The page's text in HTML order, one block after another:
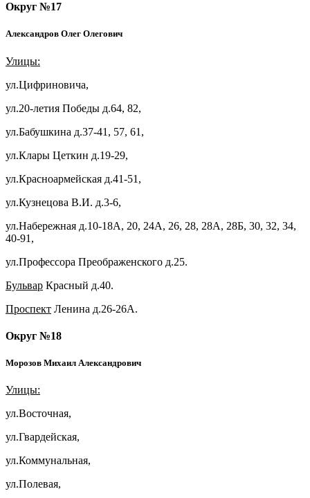
Округ №17
Александров Олег Олегович
Улицы:
ул.Цифриновича,
ул.20-летия Победы д.64, 82,
ул.Бабушкина д.37-41, 57, 61,
ул.Клары Цеткин д.19-29,
ул.Красноармейская д.41-51,
ул.Кузнецова В.И. д.3-6,
ул.Набережная д.10-18А, 20, 24А, 26, 28, 28А, 28Б, 30, 32, 34,
40-91,
ул.Профессора Преображенского д.25.
Бульвар Красный д.40.
Проспект Ленина д.26-26А.
Округ №18
Морозов Михаил Александрович
Улицы:
ул.Восточная,
ул.Гвардейская,
ул.Коммунальная,
ул.Полевая,